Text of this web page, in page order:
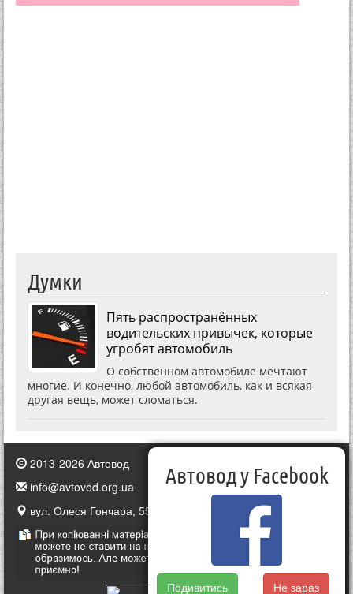
Думки
Пять распространённых
водительских привычек, которые
угробят автомобиль
О собственном автомобиле мечтают
многие. И конечно, любой автомобиль, как и всякая
другая вещь, может сломаться.
2013-2026 Автовод
info@avtovod.org.ua
вул. Олеся Гончара, 55, Київ, Україна
Автовод у Facebook
Подивитись Не зараз